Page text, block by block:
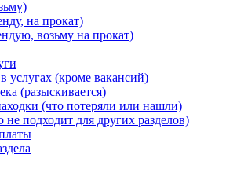
на прокат)
возьму на прокат)
услугах (кроме вакансий)
(разыскивается)
(что потеряли или нашли)
не подходит для других разделов)